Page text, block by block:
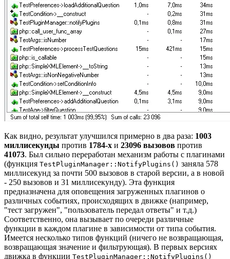
Как видно, результат улучшился примерно в два раза: 1003
миллисекунды против 1784-х и 23096 вызовов против
41073. Был сильно переработан механизм работы с плагинами
(функция TestPluginManager::NotifyPlugins() заняла 578
миллисекунд за почти 500 вызовов в старой версии, а в новой
- 250 вызовов и 31 миллисекунду). Эта функция
предназначена для оповещения загруженных плагинов о
различных событиях, происходящих в движке (например,
"тест загружен", "пользователь передал ответы" и т.д.)
Соответственно, она вызывает по очереди различные
функции в каждом плагине в зависимости от типа события.
Имеется несколько типов функций (ничего не возвращающая,
возвращающая значение и фильтрующая). В первых версиях
движка в функции TestPluginManager::NotifyPlugins()